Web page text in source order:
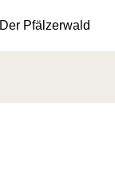
Der Pfälzerwald